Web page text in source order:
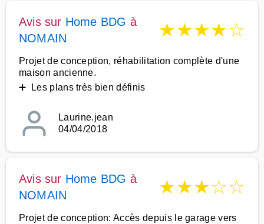
Avis sur Home BDG à
NOMAIN
★★★★☆
Projet de conception, réhabilitation complète d'une
maison ancienne.
➕ Les plans très bien définis
Laurine.jean
04/04/2018
Avis sur Home BDG à
NOMAIN
★★★☆☆
Projet de conception: Accès depuis le garage vers